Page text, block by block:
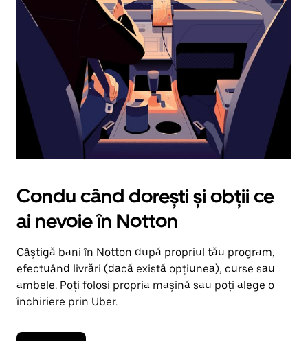
în
jos.
Închide
calendarul
apăsând
pe
butonul
Escape.
Condu când dorești și obții ce
ai nevoie în Notton
Câștigă bani în Notton după propriul tău program,
efectuând livrări (dacă există opțiunea), curse sau
ambele. Poți folosi propria mașină sau poți alege o
închiriere prin Uber.